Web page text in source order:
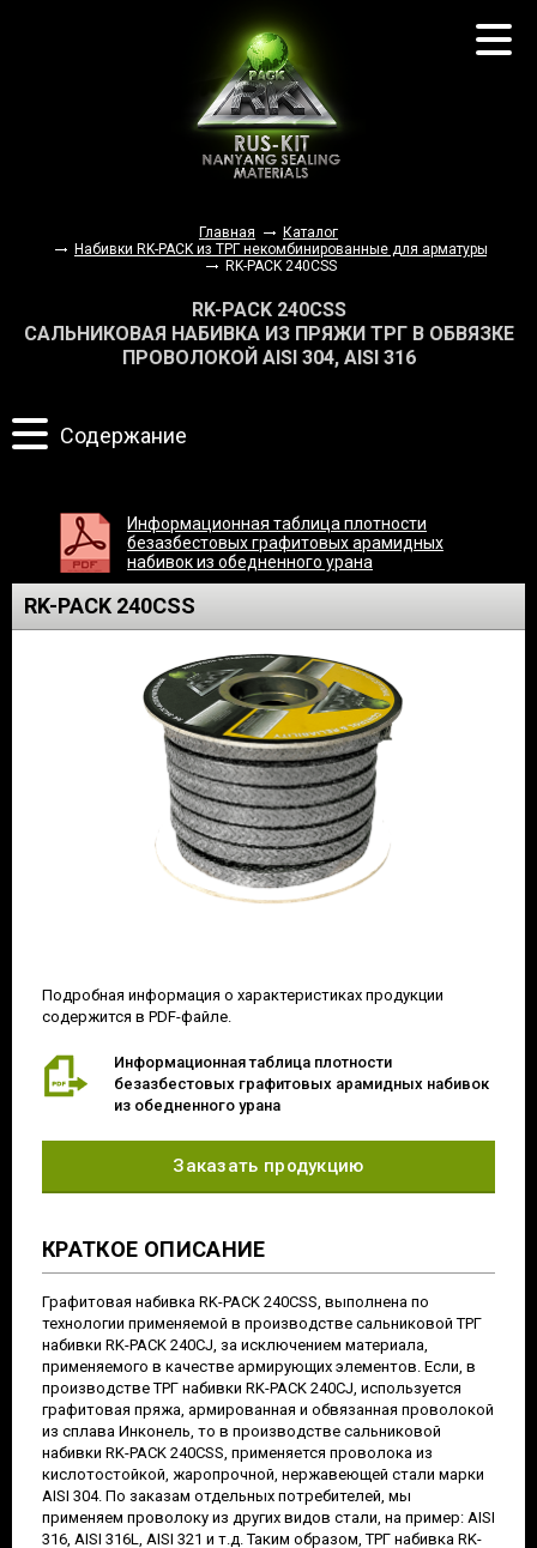
О компании
Каталог
Заказ товаров
Документация
Наши партнеры
Главная
Каталог
Набивки RK-PACK из ТРГ некомбинированные для арматуры,
RK-PACK 240CSS
RK-PACK 240CSS
САЛЬНИКОВАЯ НАБИВКА ИЗ ПРЯЖИ ТРГ В ОБВЯЗКЕ
ПРОВОЛОКОЙ AISI 304, AISI 316
Информационная таблица плотности
безазбестовых графитовых арамидных
набивок из обедненного урана
RK-PACK 240CSS
Подробная информация о характеристиках продукции
содержится в PDF-файле.
Информационная таблица плотности
безазбестовых графитовых арамидных набивок
из обедненного урана
Заказать продукцию
КРАТКОЕ ОПИСАНИЕ
Графитовая набивка RK-PACK 240CSS, выполнена по
технологии применяемой в производстве сальниковой ТРГ
набивки RK-PACK 240CJ, за исключением материала,
применяемого в качестве армирующих элементов. Если, в
производстве ТРГ набивки RK-PACK 240CJ, используется
графитовая пряжа, армированная и обвязанная проволокой
из сплава Инконель, то в производстве сальниковой
набивки RK-PACK 240CSS, применяется проволока из
кислотостойкой, жаропрочной, нержавеющей стали марки
AISI 304. По заказам отдельных потребителей, мы
применяем проволоку из других видов стали, на пример: AISI
316, AISI 316L, AISI 321 и т.д. Таким образом, ТРГ набивка RK-